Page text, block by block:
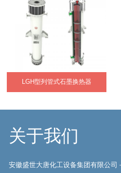
LGH型列管式石墨换热器
关于我们
安徽盛世大唐化工设备集团有限公司